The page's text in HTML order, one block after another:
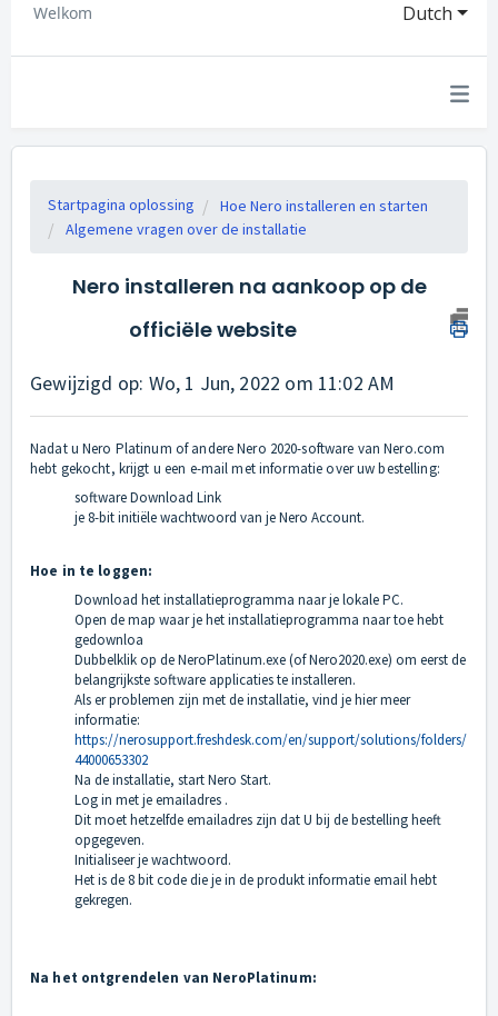
Dutch
Welkom
Startpagina oplossing
Hoe Nero installeren en starten
Algemene vragen over de installatie
Nero installeren na aankoop op de
officiële website
Gewijzigd op: Wo, 1 Jun, 2022 om 11:02 AM
Nadat u Nero Platinum of andere Nero 2020-software van Nero.com
hebt gekocht, krijgt u een e-mail met informatie over uw bestelling:
software Download Link
je 8-bit initiële wachtwoord van je Nero Account.
Hoe in te loggen:
Download het installatieprogramma naar je lokale PC.
Open de map waar je het installatieprogramma naar toe hebt
gedownloa
Dubbelklik op de NeroPlatinum.exe (of Nero2020.exe) om eerst de
belangrijkste software applicaties te installeren.
Als er problemen zijn met de installatie, vind je hier meer
informatie:
https://nerosupport.freshdesk.com/en/support/solutions/folders/
44000653302
Na de installatie, start Nero Start.
Log in met je emailadres .
Dit moet hetzelfde emailadres zijn dat U bij de bestelling heeft
opgegeven.
Initialiseer je wachtwoord.
Het is de 8 bit code die je in de produkt informatie email hebt
gekregen.
Na het ontgrendelen van NeroPlatinum: